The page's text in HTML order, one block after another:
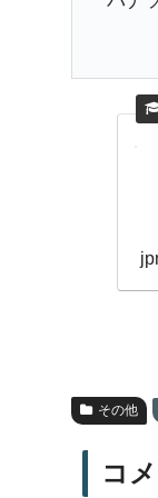
その他
コ